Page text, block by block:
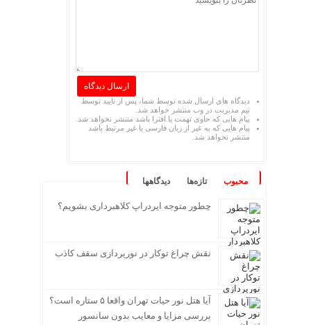
دیدگاه های ارسال شده توسط شما، پس از تایید توسط
تیم مدیریت در وب منتشر خواهد شد.
پیام هایی که حاوی تهمت یا افترا باشد منتشر نخواهد شد.
پیام هایی که به غیر از زبان فارسی یا غیر مرتبط باشد
منتشر نخواهد شد.
محبوب تازه‌ها دیدگاهها
چطور متوجه ایردراپ کلاهبرداری بشویم؟
نقش چراغ توکار در نورپردازی سقف کاذب
آیا هتل نور حیات تهران واقعا ۵ ستاره است؟
بررسی مزایا و معایب بدون سانسور